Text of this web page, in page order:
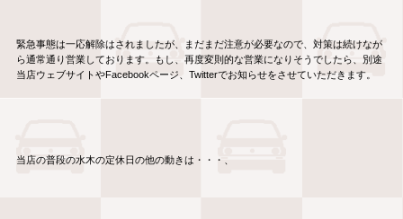
緊急事態は一応解除はされましたが、まだまだ注意が必要なので、対策は続けなが
ら通常通り営業しております。もし、再度変則的な営業になりそうでしたら、別途
当店ウェブサイトやFacebookページ、Twitterでお知らせをさせていただきます。
当店の普段の水木の定休日の他の動きは・・・、